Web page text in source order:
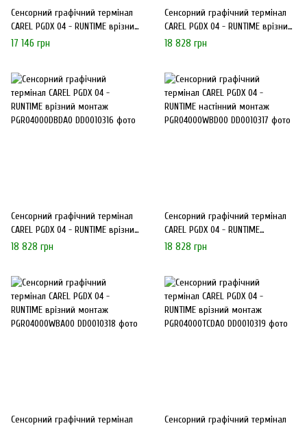
Сенсорний графічний термінал
CAREL PGDX 04 - RUNTIME врізний
монтаж PGR04000FA001
17 146 грн
Сенсорний графічний термінал
CAREL PGDX 04 - RUNTIME врізний
монтаж PGR04000TBDA0
18 828 грн
Сенсорний графічний термінал
CAREL PGDX 04 - RUNTIME врізний
монтаж PGR04000DBDA0
18 828 грн
Сенсорний графічний термінал
CAREL PGDX 04 - RUNTIME
настінний монтаж
18 828 грн
Сенсорний графічний термінал
Сенсорний графічний термінал